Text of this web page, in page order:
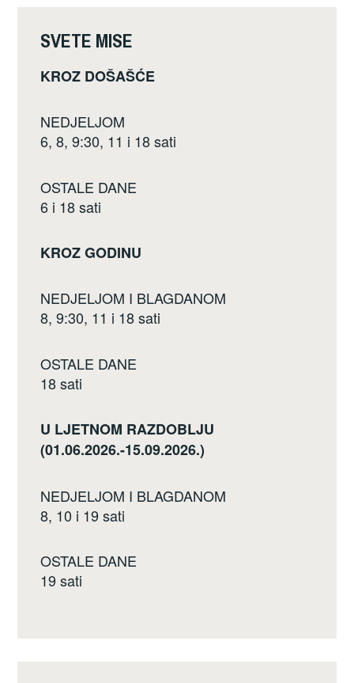
o
k
SVETE MISE
KROZ DOŠAŠĆE
NEDJELJOM
6, 8, 9:30, 11 i 18 sati
OSTALE DANE
6 i 18 sati
KROZ GODINU
NEDJELJOM I BLAGDANOM
8, 9:30, 11 i 18 sati
OSTALE DANE
18 sati
U LJETNOM RAZDOBLJU
(01.06.2026.-15.09.2026.)
NEDJELJOM I BLAGDANOM
8, 10 i 19 sati
OSTALE DANE
19 sati